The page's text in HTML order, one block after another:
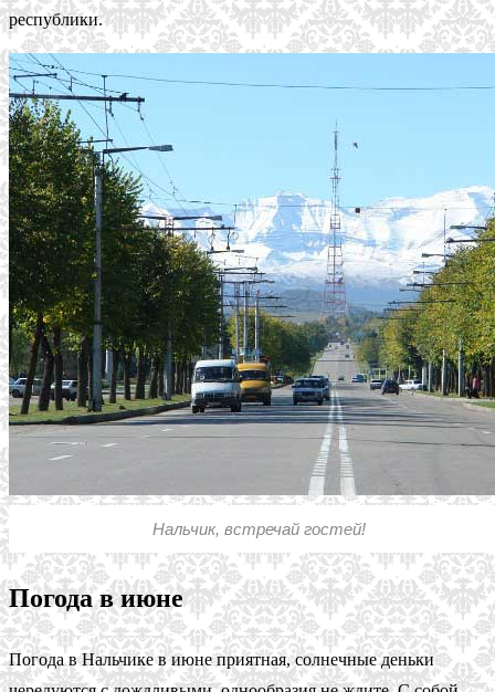
республики.
Нальчик, встречай гостей!
Погода в июне
Погода в Нальчике в июне приятная, солнечные деньки